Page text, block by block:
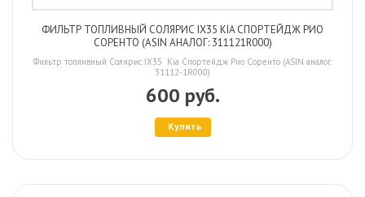
ФИЛЬТР ТОПЛИВНЫЙ СОЛЯРИС IX35 KIA СПОРТЕЙДЖ РИО
СОРЕНТО (ASIN АНАЛОГ: 311121R000)
Фильтр топливный Солярис IX35 Kia Спортейдж Рио Соренто (ASIN аналог:
31112-1R000)
600 руб.
Купить